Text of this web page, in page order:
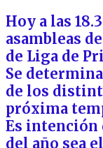
Hoy a las
asambleas
de Liga de
Se
de los
próxima
Es intención
del año sea